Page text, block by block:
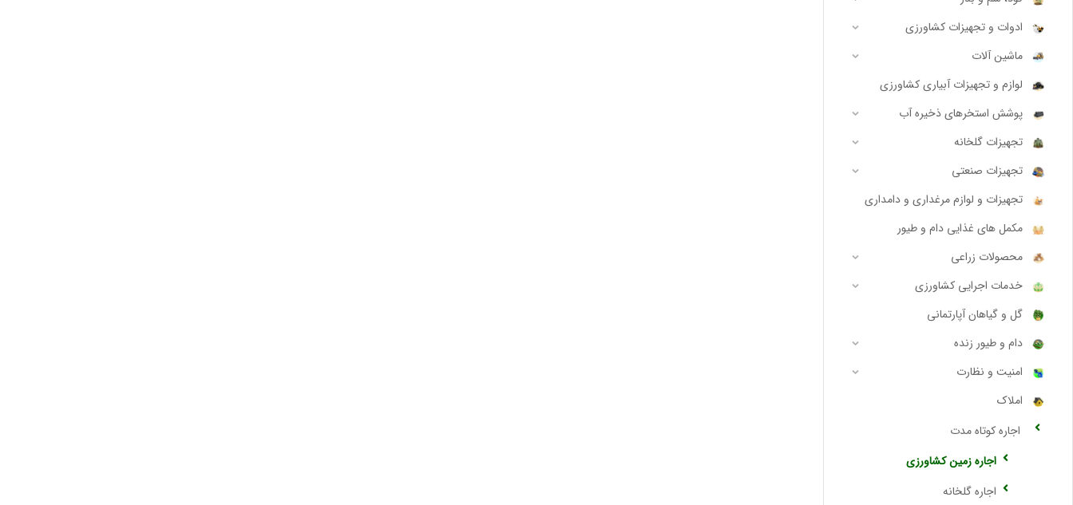
ادوات و تجهیزات کشاورزی
ماشین آلات
لوازم و تجهیزات آبیاری کشاورزی
پوشش استخرهای ذخیره آب
تجهیزات گلخانه
تجهیزات صنعتی
تجهیزات و لوازم مرغداری و دامداری
مکمل های غذایی دام و طیور
محصولات زراعی
خدمات اجرایی کشاورزی
گل و گیاهان آپارتمانی
دام و طیور زنده
امنیت و نظارت
املاک
اجاره کوتاه مدت
اجاره زمین کشاورزی
اجاره گلخانه